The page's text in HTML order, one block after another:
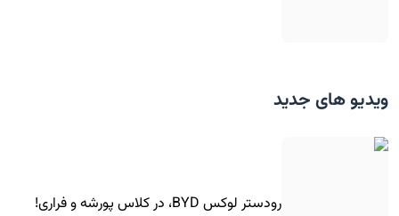
ویدیو های جدید
رودستر لوکس BYD، در کلاس پورشه و فراری!